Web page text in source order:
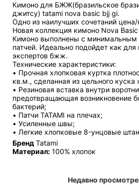
Кимоно для БЖЖ(бразильское
джитсу) tatami nova basic bjj gi.
Одно из наилучших сочетаний цена/
Новая коллекция кимоно Nova
Кимоно выполнены с минимальным
патчей. Идеально подойдет как для
экспертов бжж.
Технические характеристики:
• Прочная хлопковая куртка
кв.м., сделанная из цельного куска
• Резиновая вставка внутри
предотвращающая возникновение
бактерий;
• Патчи TATAMI на плечах;
• Усиленные швы;
• Легкие хлопковые 8-унцовые
Бренд Tatami
Материал: 100% хлопок
Недавно